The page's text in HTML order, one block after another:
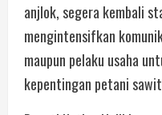
anjlok, segera kembali
mengintensifkan
maupun pelaku usaha
kepentingan petani